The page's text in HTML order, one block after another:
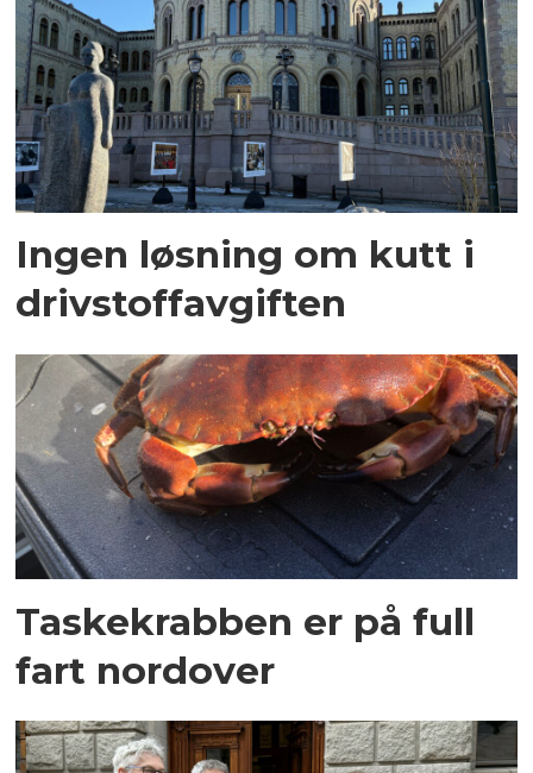
Ingen løsning om kutt i
drivstoffavgiften
Taskekrabben er på full
fart nordover